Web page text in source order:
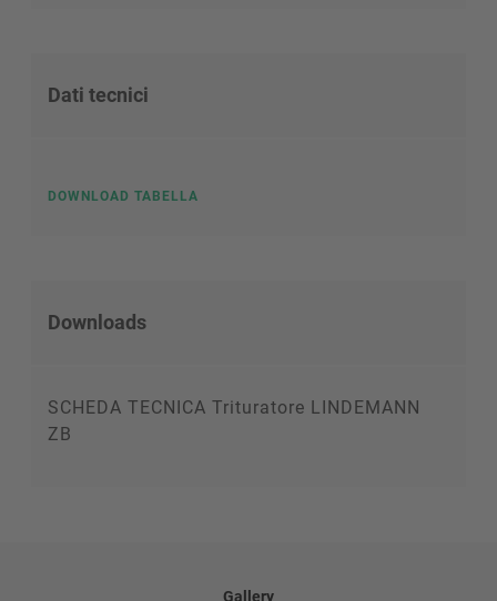
Dati tecnici
DOWNLOAD TABELLA
Downloads
SCHEDA TECNICA Trituratore LINDEMANN
ZB
Gallery